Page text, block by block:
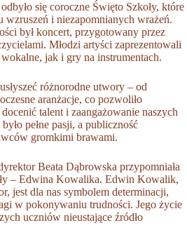
się coroczne Święto Szkoły, które
wzruszeń i niezapomnianych wrażeń.
był koncert, przygotowany przez
Młodzi artyści zaprezentowali
jak i gry na instrumentach.
różnorodne utwory – od
aranżacje, co pozwoliło
talent i zaangażowanie naszych
pełne pasji, a publiczność
gromkimi brawami.
Beata Dąbrowska przypomniała
– Edwina Kowalika. Edwin Kowalik,
jest dla nas symbolem determinacji,
w pokonywaniu trudności. Jego życie
uczniów nieustające źródło